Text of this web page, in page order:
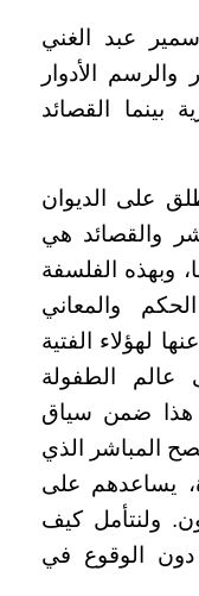
سمير عبد الغني
والرسم الأدوار
بينما القصائد
على الديوان
والقصائد هي
وبهذه الفلسفة
والمعاني
لهؤلاء الفتية
عالم الطفولة
هذا ضمن سياق
المباشر الذي
يساعدهم على
ولنتأمل كيف
الوقوع في